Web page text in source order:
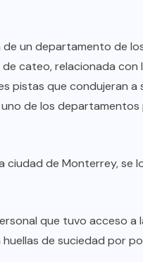
un departamento de
de cateo, relacionada
pistas que condujeran a
de los
ciudad de Monterrey, se
que tuvo acceso a
de suciedad por